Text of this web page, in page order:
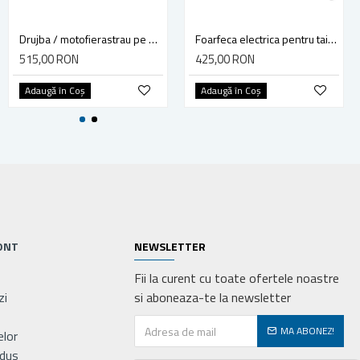
Masina de gaurit cu percutie 13 mm 850W FID850A
125,00 RON
Adaugă în Coş
Drujba / motofierastrau pe benzina Stern CSG2500A, lungime sina 30 cm, 1.2 CP, 0.9 kW, 3.6 kg
515,00 RON
Adaugă în Coş
Foarfeca electrica pentru taierea tablei ondulate 500W, 2000RPM, Stern Austria ES-500B
425,00 RON
Adaugă în Coş
NEWSLETTER
Fii la curent cu toate ofertele noastre
si aboneaza-te la newsletter
MA ABONEZ!